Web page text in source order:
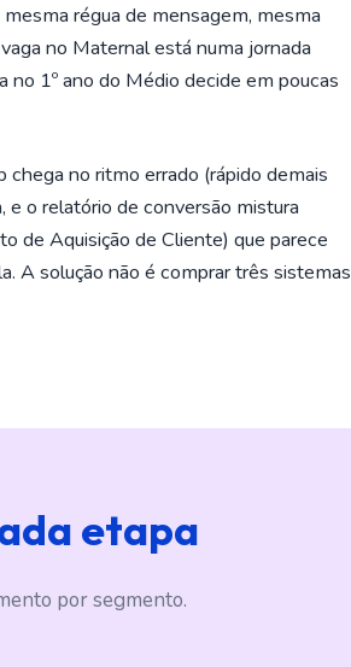
régua de mensagem, mesma
no Maternal está numa jornada
1º ano do Médio decide em poucas
no ritmo errado (rápido demais
e o relatório de conversão mistura
de Aquisição de Cliente) que parece
A solução não é comprar três sistemas
etapa
por segmento.